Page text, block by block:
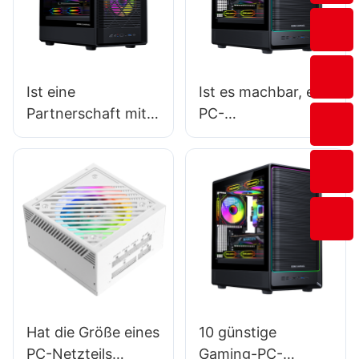
Ist eine
Partnerschaft mit
lokalen Herstellern
Gehäusen
vorteilhaft?
Ist es machbar, ein
PC-
Gehäusevertriebsu
gründen?
Hat die Größe eines
PC-Netzteils
10 günstige
Gaming-PC-